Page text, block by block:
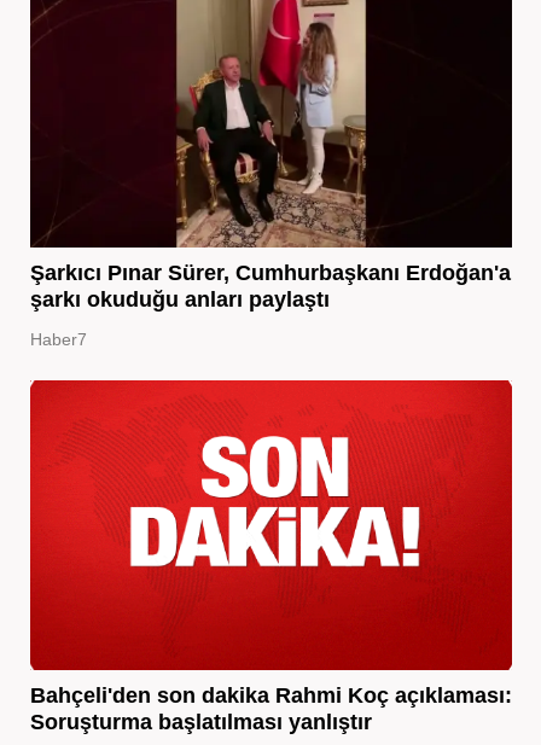
Şarkıcı Pınar Sürer, Cumhurbaşkanı Erdoğan'a
şarkı okuduğu anları paylaştı
Haber7
Bahçeli'den son dakika Rahmi Koç açıklaması:
Soruşturma başlatılması yanlıştır